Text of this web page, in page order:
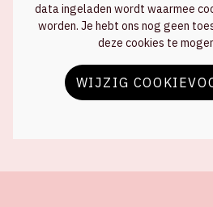
data ingeladen wordt waarmee
worden. Je hebt ons nog geen
deze cookies te
WIJZIG